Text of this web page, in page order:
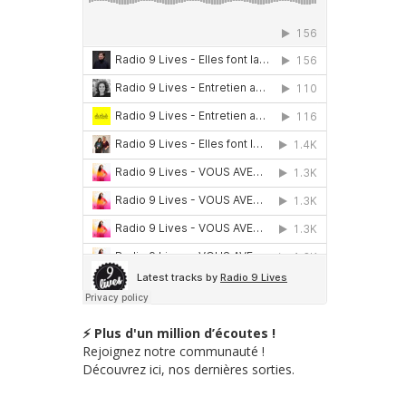
⚡ Plus d'un million d’écoutes !
Rejoignez notre communauté !
Découvrez ici, nos dernières sorties.